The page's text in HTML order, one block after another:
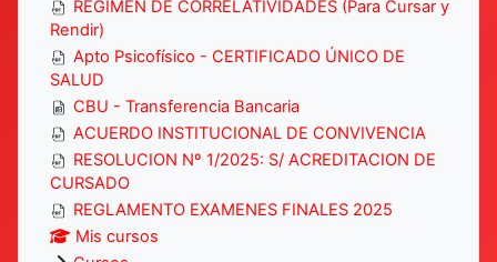
RÉGIMEN DE CORRELATIVIDADES (Para Cursar y
Rendir)
Apto Psicofísico - CERTIFICADO ÚNICO DE
SALUD
CBU - Transferencia Bancaria
ACUERDO INSTITUCIONAL DE CONVIVENCIA
RESOLUCION Nº 1/2025: S/ ACREDITACION DE
CURSADO
REGLAMENTO EXAMENES FINALES 2025
Mis cursos